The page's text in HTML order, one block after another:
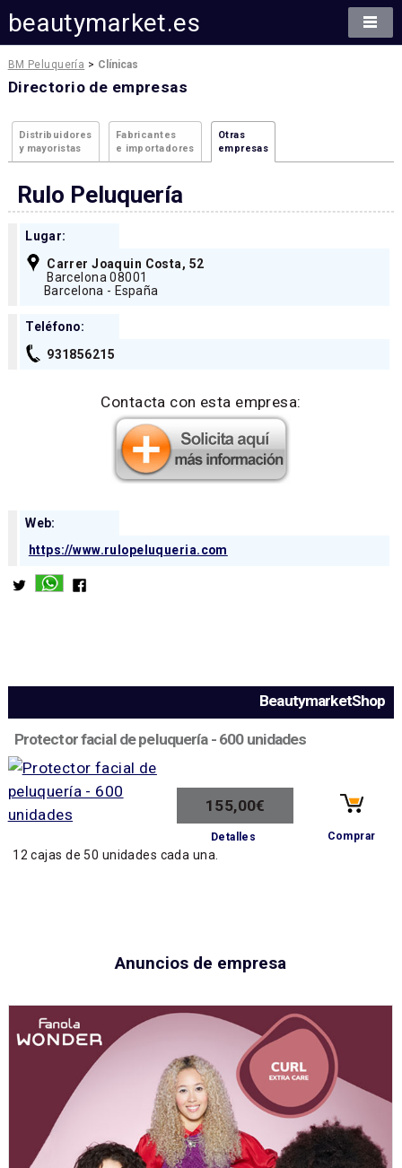
beautymarket.es
BM Peluquería > Clínicas
Directorio de empresas
Distribuidores
y mayoristas
Fabricantes
e importadores
Otras
empresas
Rulo Peluquería
Lugar:
Carrer Joaquin Costa, 52
Barcelona 08001
Barcelona - España
Teléfono:
931856215
Contacta con esta empresa:
Web:
https://www.rulopeluqueria.com
BeautymarketShop
Protector facial de peluquería - 600 unidades
155,00€
Detalles Comprar
12 cajas de 50 unidades cada una.
Anuncios de empresa